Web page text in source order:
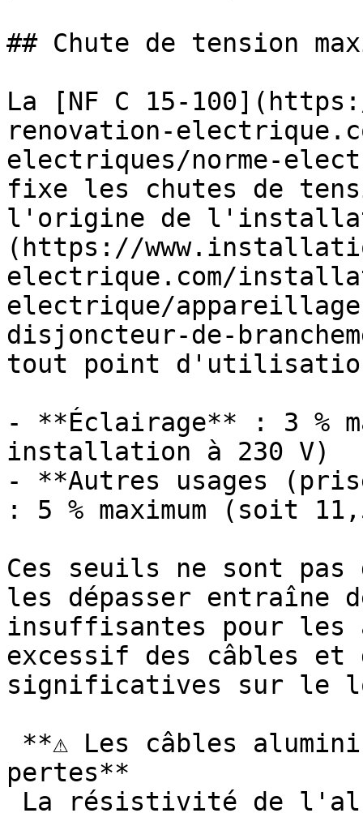
## Chute de tension
La [NF C 15-
renovation-
electriques/norme-
fixe les chutes de
l'origine de
(https://
electrique.com/
electrique/
disjoncteur-de-
tout point
- **Éclairage** : 3 %
installation à 230 V)
- **Autres usages
: 5 % maximum (soit
Ces seuils ne sont
les dépasser
insuffisantes pour les
excessif des câbles et
significatives sur le
pertes**